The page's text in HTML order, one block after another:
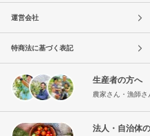
運営会社
特商法に基づく表記
生産者の方へ
農家さん・漁師
法人・自治体